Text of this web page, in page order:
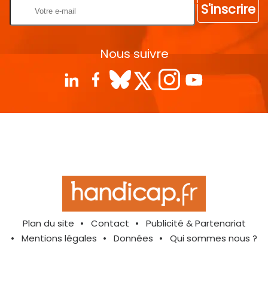
S'inscrire
Nous suivre
Plan du site Contact
Publicité & Partenariat
Mentions légales
Données Qui sommes nous ?